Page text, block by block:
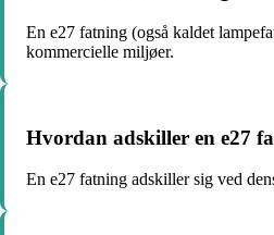
En e27 fatning (også kaldet
kommercielle miljøer.
Hvordan adskiller en e27
En e27 fatning adskiller sig ved